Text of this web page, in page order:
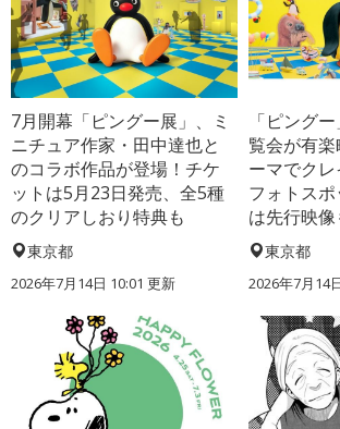
7月開幕「ピングー展」、ミ
ニチュア作家・田中達也と
のコラボ作品が登場！チケ
ットは5月23日発売、全5種
のクリアしおり特典も
東京都
2026年7月14日 10:01 更新
「ピング
覧会が有楽
ーマでク
フォトス
は先行映像
東京都
2026年7月14